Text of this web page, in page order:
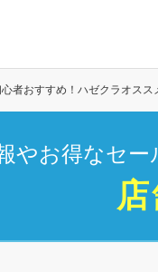
者おすすめ！ハゼクラオスス
やお得なセー